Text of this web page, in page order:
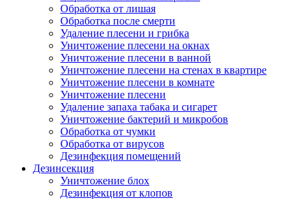
Обработка от лишая
Обработка после смерти
Удаление плесени и грибка
Уничтожение плесени на окнах
Уничтожение плесени в ванной
Уничтожение плесени на стенах в квартире
Уничтожение плесени в комнате
Уничтожение плесени
Удаление запаха табака и сигарет
Уничтожение бактерий и микробов
Обработка от чумки
Обработка от вирусов
Дезинфекция помещений
Дезинсекция
Уничтожение блох
Дезинфекция от клопов